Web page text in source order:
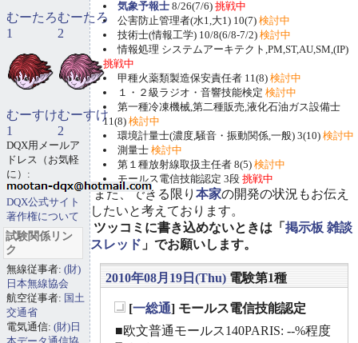
気象予報士 8/26(7/6) 挑戦中
公害防止管理者(水1,大1) 10(7) 検討中
技術士(情報工学) 10/8(6/8-7/2) 検討中
情報処理 システムアーキテクト,PM,ST,AU,SM,(IP)
挑戦中
甲種火薬類製造保安責任者 11(8) 検討中
１・２級ラジオ・音響技能検定 検討中
第一種冷凍機械,第二種販売,液化石油ガス設備士
11(8) 検討中
環境計量士(濃度,騒音・振動関係,一般) 3(10) 検討中
測量士 検討中
第１種放射線取扱主任者 8(5) 検討中
モールス電信技能認定 3段 挑戦中
また、できる限り 本家の開発の状況もお伝え
したいと考えております。
ツッコミに書き込めないときは「 掲示板 雑談
スレッド 」でお願いします。
2010年08月19日(Thu) 電験第1種
[一総通] モールス電信技能認定
■欧文普通モールス140PARIS: --%程度
むーたろ
1
むーたろ
2
むーすけ
1
むーすけ
2
DQX用メールア
ドレス（お気軽
に）:
DQX公式サイト
著作権について
試験関係リン
ク
無線従事者: (財)
日本無線協会
航空従事者: 国土
交通省
電気通信: (財)日